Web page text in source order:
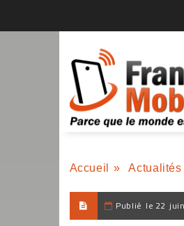
Accueil » Actualités
Publié le 22